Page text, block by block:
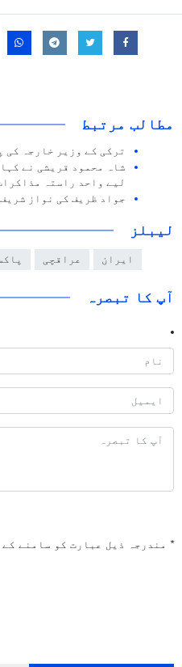
مطالب مرتبط
ترکی کے وزیر خارجہ کی
شاہ محمود قریشی نے
لیے واحد راستہ
جواد ظریف کی نواز شریف
لیبلز
ایران عراقچی
آپ کا تبصرہ
* مندرجہ ذیل عبارت کو سامنے